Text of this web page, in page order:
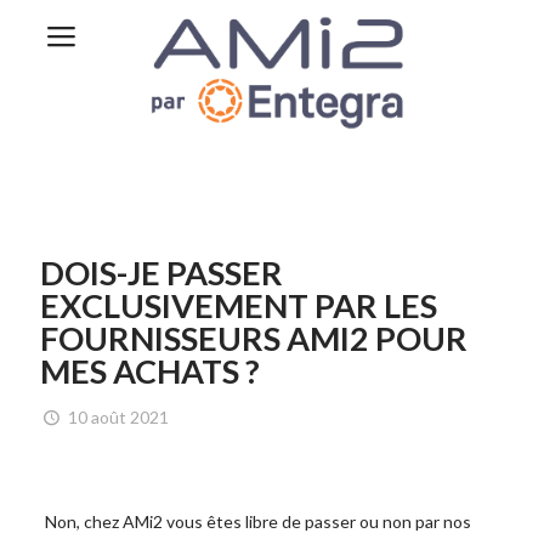
DOIS-JE PASSER
EXCLUSIVEMENT PAR LES
FOURNISSEURS AMI2 POUR
MES ACHATS ?
10 août 2021
Non, chez AMi2 vous êtes libre de passer ou non par nos